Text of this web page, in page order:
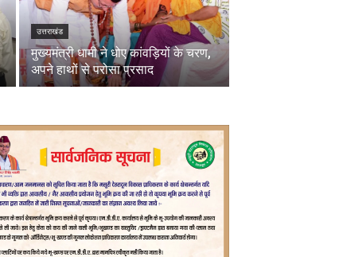
उत्तराखंड
मुख्यमंत्री धामी ने धोए कांवड़ियों के चरण,
अपने हाथों से परोसा प्रसाद